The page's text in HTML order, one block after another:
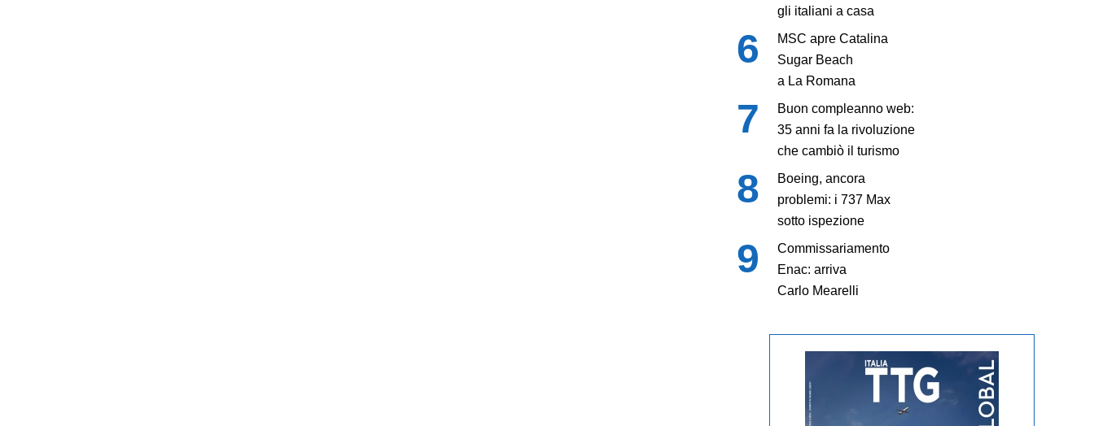
gli italiani a casa
MSC apre Catalina
Sugar Beach
a La Romana
Buon compleanno web:
35 anni fa la rivoluzione
che cambiò il turismo
Boeing, ancora
problemi: i 737 Max
sotto ispezione
Commissariamento
Enac: arriva
Carlo Mearelli